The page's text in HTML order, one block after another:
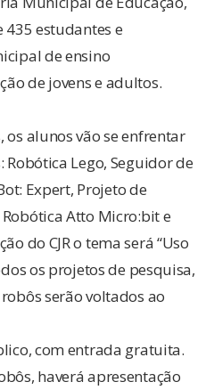
435 estudantes e
de ensino
de jovens e adultos.
alunos vão se enfrentar
Lego, Seguidor de
Expert, Projeto de
Atto Micro:bit e
do CJR o tema será “Uso
os projetos de pesquisa,
serão voltados ao
com entrada gratuita.
haverá apresentação